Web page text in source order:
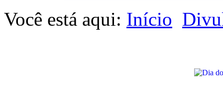
Você está aqui: Início